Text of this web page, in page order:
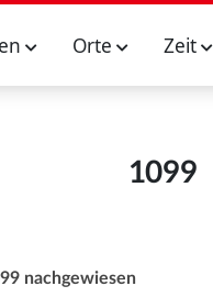
Orte Zeit
1099
nachgewiesen